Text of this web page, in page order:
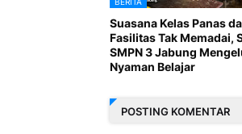
Suasana Kelas Panas
Fasilitas Tak Memadai,
SMPN 3 Jabung
Nyaman Belajar
POSTING KOMENTAR